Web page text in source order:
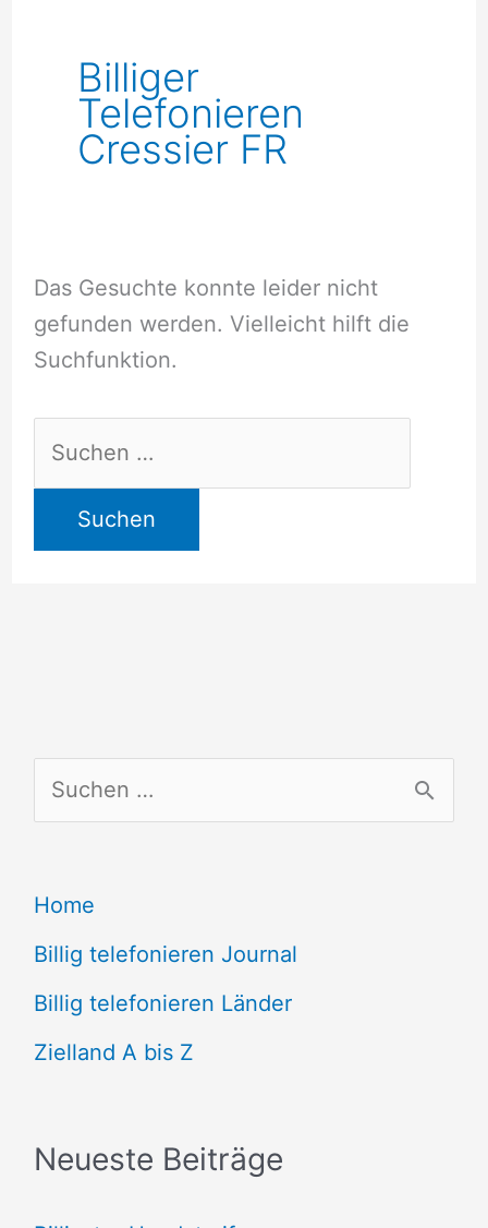
Billiger
Telefonieren
Cressier FR
Das Gesuchte konnte leider nicht
gefunden werden. Vielleicht hilft die
Suchfunktion.
nach:
u
h
e
n
n
h
Home
Billig telefonieren Journal
Billig telefonieren Länder
Zielland A bis Z
Neueste Beiträge